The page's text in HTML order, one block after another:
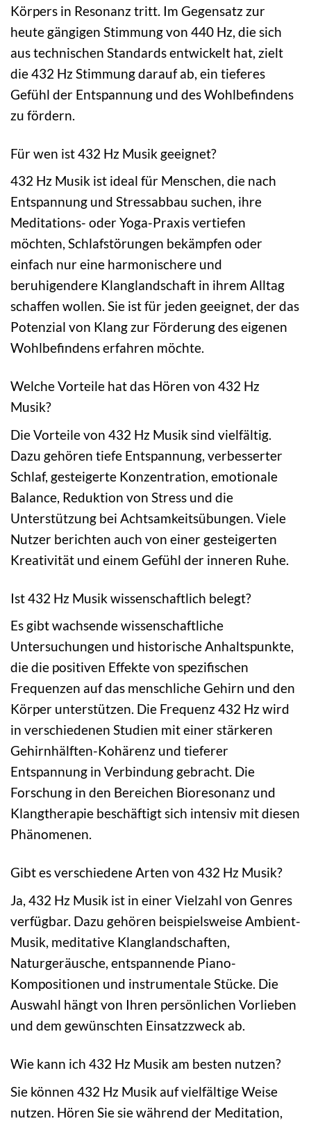
Körpers in Resonanz tritt. Im Gegensatz zur
heute gängigen Stimmung von 440 Hz, die sich
aus technischen Standards entwickelt hat, zielt
die 432 Hz Stimmung darauf ab, ein tieferes
Gefühl der Entspannung und des Wohlbefindens
zu fördern.
Für wen ist 432 Hz Musik geeignet?
432 Hz Musik ist ideal für Menschen, die nach
Entspannung und Stressabbau suchen, ihre
Meditations- oder Yoga-Praxis vertiefen
möchten, Schlafstörungen bekämpfen oder
einfach nur eine harmonischere und
beruhigendere Klanglandschaft in ihrem Alltag
schaffen wollen. Sie ist für jeden geeignet, der das
Potenzial von Klang zur Förderung des eigenen
Wohlbefindens erfahren möchte.
Welche Vorteile hat das Hören von 432 Hz
Musik?
Die Vorteile von 432 Hz Musik sind vielfältig.
Dazu gehören tiefe Entspannung, verbesserter
Schlaf, gesteigerte Konzentration, emotionale
Balance, Reduktion von Stress und die
Unterstützung bei Achtsamkeitsübungen. Viele
Nutzer berichten auch von einer gesteigerten
Kreativität und einem Gefühl der inneren Ruhe.
Ist 432 Hz Musik wissenschaftlich belegt?
Es gibt wachsende wissenschaftliche
Untersuchungen und historische Anhaltspunkte,
die die positiven Effekte von spezifischen
Frequenzen auf das menschliche Gehirn und den
Körper unterstützen. Die Frequenz 432 Hz wird
in verschiedenen Studien mit einer stärkeren
Gehirnhälften-Kohärenz und tieferer
Entspannung in Verbindung gebracht. Die
Forschung in den Bereichen Bioresonanz und
Klangtherapie beschäftigt sich intensiv mit diesen
Phänomenen.
Gibt es verschiedene Arten von 432 Hz Musik?
Ja, 432 Hz Musik ist in einer Vielzahl von Genres
verfügbar. Dazu gehören beispielsweise Ambient-
Musik, meditative Klanglandschaften,
Naturgeräusche, entspannende Piano-
Kompositionen und instrumentale Stücke. Die
Auswahl hängt von Ihren persönlichen Vorlieben
und dem gewünschten Einsatzzweck ab.
Wie kann ich 432 Hz Musik am besten nutzen?
Sie können 432 Hz Musik auf vielfältige Weise
nutzen. Hören Sie sie während der Meditation,